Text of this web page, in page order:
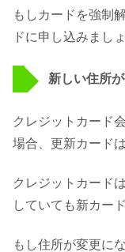
もしカードを強制
ドに申し込みましょ
新しい住所
クレジットカード
場合、更新カード
クレジットカード
していても新カー
もし住所が変更に